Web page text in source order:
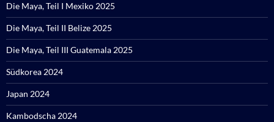
Die Maya, Teil I Mexiko 2025
Die Maya, Teil II Belize 2025
Die Maya, Teil III Guatemala 2025
Südkorea 2024
Japan 2024
Kambodscha 2024